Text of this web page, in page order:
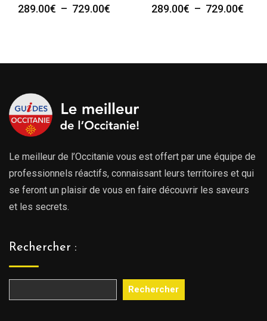
289.00€ – 729.00€
à
289.00€ – 729.00€
à
Le meilleur de l’Occitanie vous est offert par une équipe de
professionnels réactifs, connaissant leurs territoires et qui
se feront un plaisir de vous en faire découvrir les saveurs
et les secrets.
Rechercher :
Rechercher